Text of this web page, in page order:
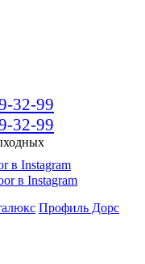
32-99
32-99
в Instagram
Профиль Дорс